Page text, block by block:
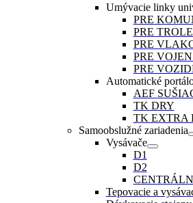
Umývacie linky
PRE
PRE
PRE
PRE
PRE
Automatické
AEF
TK DRY
TK EXTRA
Samoobslužné zariadenia
Vysávače
D1
D2
Tepovacie a